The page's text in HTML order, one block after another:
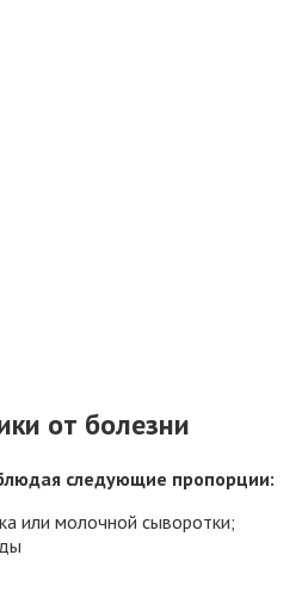
от болезни
следующие пропорции:
или молочной сыворотки;